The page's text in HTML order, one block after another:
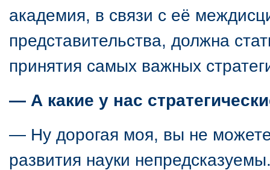
академия, в связи с её
представительства, должна
принятия самых важных
— А какие у нас
— Ну дорогая моя, вы не можете
развития науки